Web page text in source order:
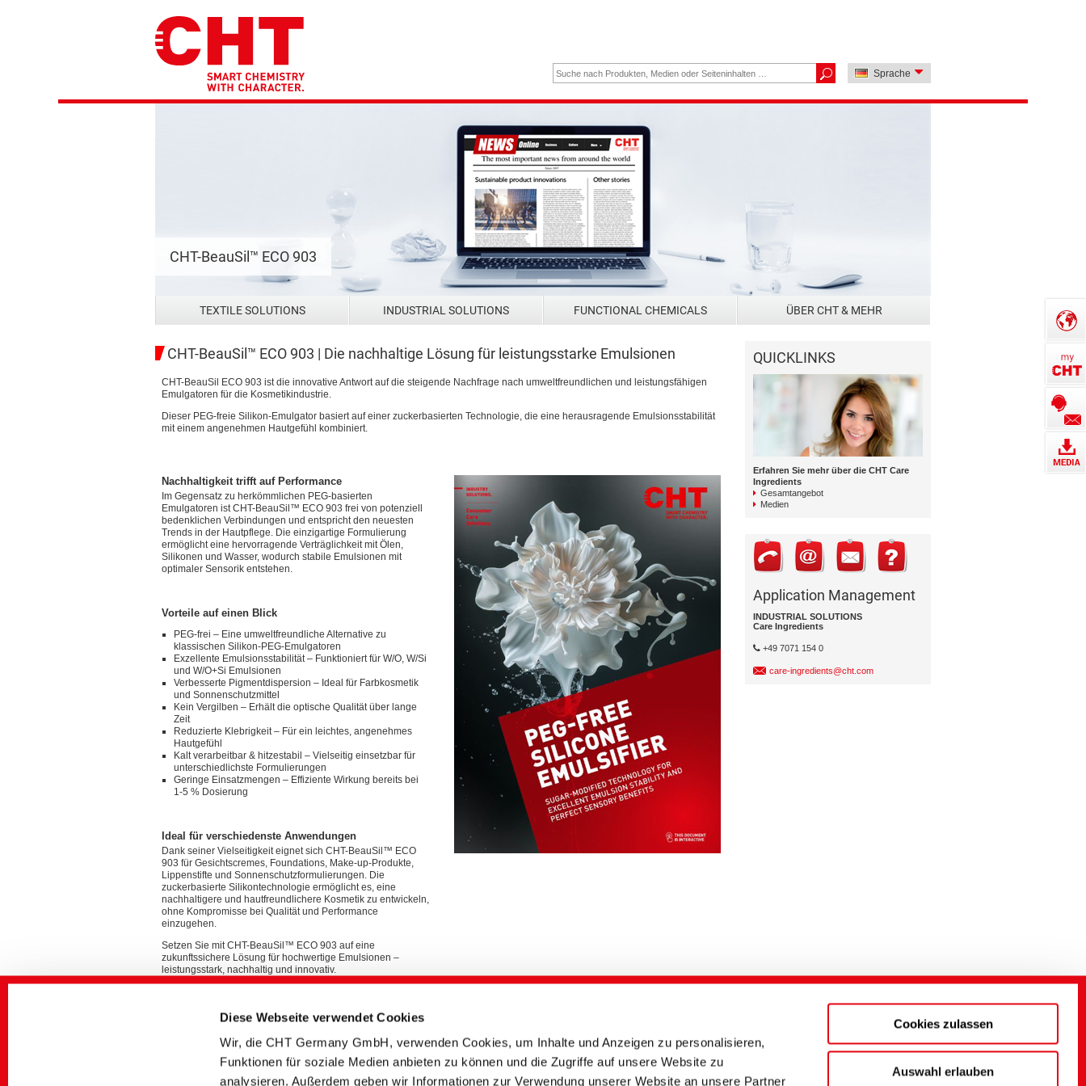
Diese Webseite verwendet Cookies
Wir, die CHT Germany GmbH, verwenden Cookies, um Inhalte und Anzeigen zu personalisieren,
Funktionen für soziale Medien anbieten zu können und die Zugriffe auf unsere Website zu
analysieren. Außerdem geben wir Informationen zur Verwendung unserer Website an unsere Partner
Cookies zulassen
Auswahl erlauben
Sprache
CHT-BeauSil™ ECO 903
TEXTILE SOLUTIONS INDUSTRIAL SOLUTIONS FUNCTIONAL CHEMICALS ÜBER CHT & MEHR
CHT-BeauSil™ ECO 903 | Die nachhaltige Lösung für leistungsstarke Emulsionen
CHT-BeauSil ECO 903 ist die innovative Antwort auf die steigende Nachfrage nach umweltfreundlichen und leistungsfähigen
Emulgatoren für die Kosmetikindustrie.
Dieser PEG-freie Silikon-Emulgator basiert auf einer zuckerbasierten Technologie, die eine herausragende Emulsionsstabilität
mit einem angenehmen Hautgefühl kombiniert.
Nachhaltigkeit trifft auf Performance
Im Gegensatz zu herkömmlichen PEG-basierten
Emulgatoren ist CHT-BeauSil™ ECO 903 frei von potenziell
bedenklichen Verbindungen und entspricht den neuesten
Trends in der Hautpflege. Die einzigartige Formulierung
ermöglicht eine hervorragende Verträglichkeit mit Ölen,
Silikonen und Wasser, wodurch stabile Emulsionen mit
optimaler Sensorik entstehen.
Vorteile auf einen Blick
PEG-frei – Eine umweltfreundliche Alternative zu
klassischen Silikon-PEG-Emulgatoren
Exzellente Emulsionsstabilität – Funktioniert für W/O, W/Si
und W/O+Si Emulsionen
Verbesserte Pigmentdispersion – Ideal für Farbkosmetik
und Sonnenschutzmittel
Kein Vergilben – Erhält die optische Qualität über lange
Zeit
Reduzierte Klebrigkeit – Für ein leichtes, angenehmes
Hautgefühl
Kalt verarbeitbar & hitzestabil – Vielseitig einsetzbar für
unterschiedlichste Formulierungen
Geringe Einsatzmengen – Effiziente Wirkung bereits bei
1-5 % Dosierung
Ideal für verschiedenste Anwendungen
Dank seiner Vielseitigkeit eignet sich CHT-BeauSil™ ECO
903 für Gesichtscremes, Foundations, Make-up-Produkte,
Lippenstifte und Sonnenschutzformulierungen. Die
zuckerbasierte Silikontechnologie ermöglicht es, eine
nachhaltigere und hautfreundlichere Kosmetik zu entwickeln,
ohne Kompromisse bei Qualität und Performance
einzugehen.
Setzen Sie mit CHT-BeauSil™ ECO 903 auf eine
zukunftssichere Lösung für hochwertige Emulsionen –
leistungsstark, nachhaltig und innovativ.
Erfahren Sie mehr im informativen ePaper.
Weiterführende Medien
QUICKLINKS
Erfahren Sie mehr über die CHT Care
Ingredients
Gesamtangebot
Medien
Application Management
INDUSTRIAL SOLUTIONS
Care Ingredients
+49 7071 154 0
care-ingredients@cht.com